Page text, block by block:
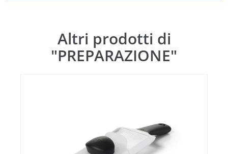
Altri prodotti di
"PREPARAZIONE"